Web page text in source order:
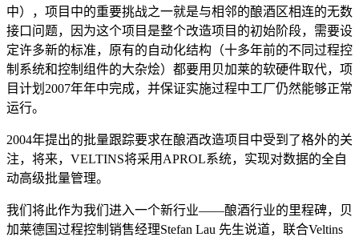
中），项目中的重要挑战之一就是与相邻的酿酒区相连的无数
接口问题，因为这个项目是整个改造项目的初始阶段，需要设
定许多新的标准，原有的自动化结构（十多年前的不同过程控
制系统和控制组件的大杂烩）都要用贝加莱的软硬件取代，项
目计划2007年年中完成，并保证实施过程中工厂仍然能够正常
运行。
2004年提出的批量跟踪要求在酿酒改造项目中受到了格外的关
注，将来，VELTINS将采用APROL系统，实现对数据的全自
动高级批量管理。
我们将此作为我们进入一个新行业――酿酒行业的里程碑，贝
加莱德国过程控制销售经理Stefan Lau 先生说道，联合Veltins